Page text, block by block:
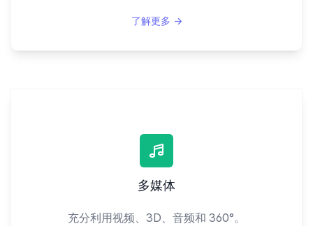
了解更多 →
多媒体
充分利用视频、3D、音频和 360°。